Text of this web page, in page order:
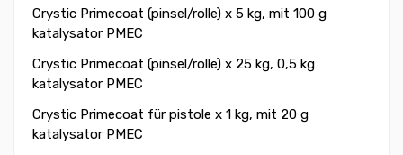
Crystic Primecoat (pinsel/rolle) x 5 kg, mit 100 g
katalysator PMEC
Crystic Primecoat (pinsel/rolle) x 25 kg, 0,5 kg
katalysator PMEC
Crystic Primecoat für pistole x 1 kg, mit 20 g
katalysator PMEC